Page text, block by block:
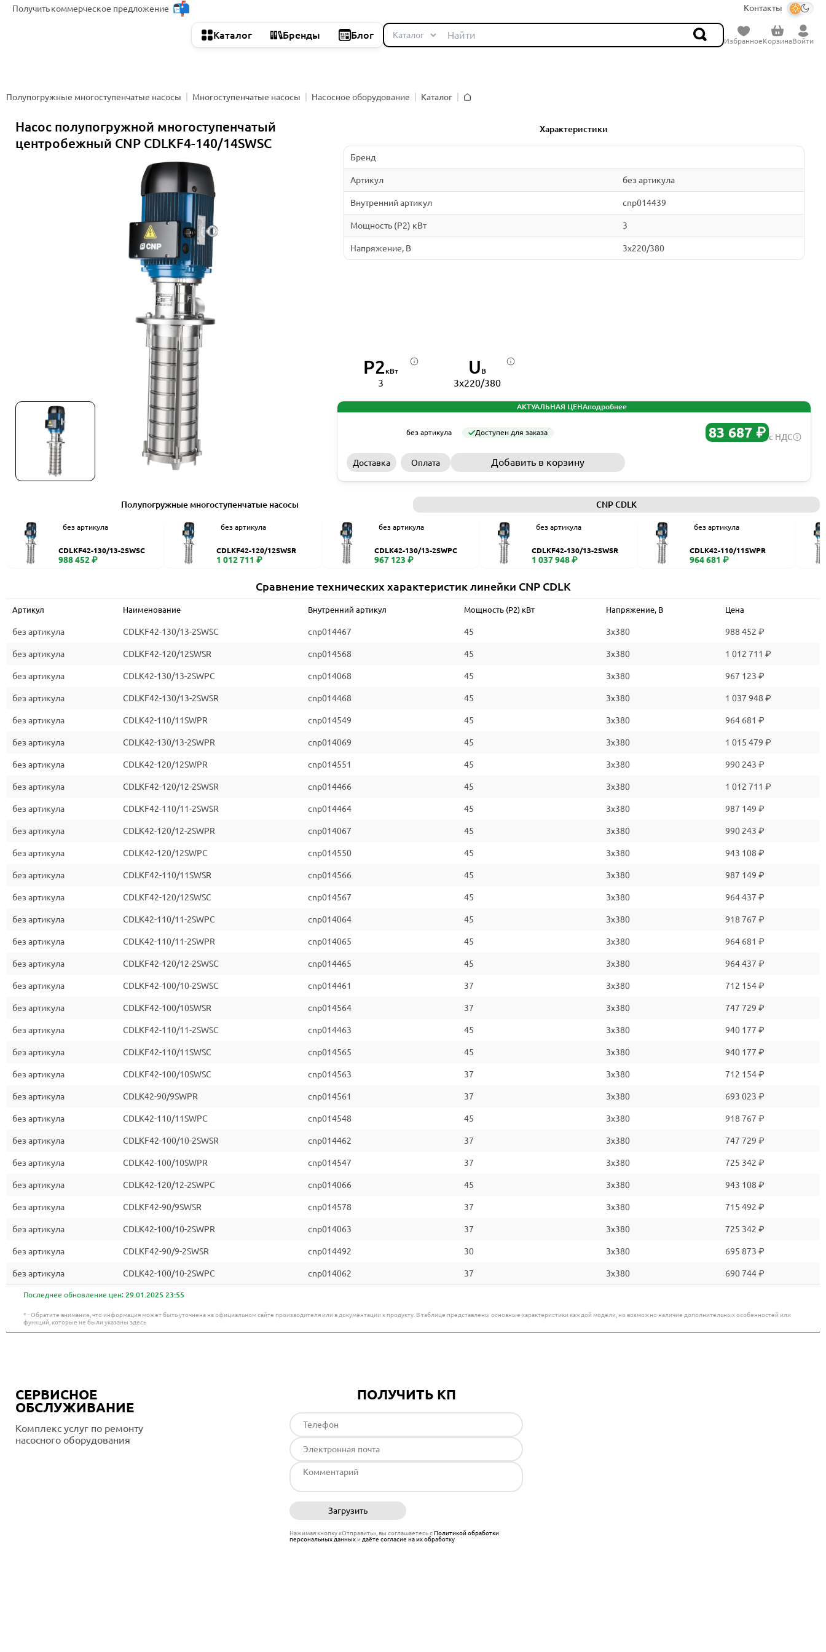
Получитькоммерческое предложение Контакты
Каталог Бренды Блог
ИзбранноеКорзинаВойти
Полупогружные многоступенчатые насосы Многоступенчатые насосы Насосное оборудование
Каталог
Насос полупогружной многоступенчатый
центробежный CNP CDLKF4-140/14SWSC
Характеристики
Бренд
Артикул без артикула
Внутренний артикул cnp014439
Мощность (P2) кВт 3
Напряжение, В 3x220/380
P2кВт
3
U В
3x220/380
АКТУАЛЬНАЯ ЦЕНАподробнее
без артикула Доступен для заказа 83 687 ₽ с НДС
Доставка Оплата Добавить в корзину
Полупогружные многоступенчатые насосы CNP CDLK
без артикула
CDLKF42-130/13-2SWSC
988 452 ₽
без артикула
CDLKF42-120/12SWSR
1 012 711 ₽
без артикула
CDLK42-130/13-2SWPC
967 123 ₽
без артикула
CDLKF42-130/13-2SWSR
1 037 948 ₽
без артикула
CDLK42-110/11SWPR
964 681 ₽
Сравнение технических характеристик линейки CNP CDLK
Артикул Наименование Внутренний артикул Мощность (P2) кВт Напряжение, В Цена
без артикула CDLKF42-130/13-2SWSC cnp014467 45 3x380 988 452 ₽
без артикула CDLKF42-120/12SWSR cnp014568 45 3x380 1 012 711 ₽
без артикула CDLK42-130/13-2SWPC cnp014068 45 3x380 967 123 ₽
без артикула CDLKF42-130/13-2SWSR cnp014468 45 3x380 1 037 948 ₽
без артикула CDLK42-110/11SWPR cnp014549 45 3x380 964 681 ₽
без артикула CDLK42-130/13-2SWPR cnp014069 45 3x380 1 015 479 ₽
без артикула CDLK42-120/12SWPR cnp014551 45 3x380 990 243 ₽
без артикула CDLKF42-120/12-2SWSR cnp014466 45 3x380 1 012 711 ₽
без артикула CDLKF42-110/11-2SWSR cnp014464 45 3x380 987 149 ₽
без артикула CDLK42-120/12-2SWPR cnp014067 45 3x380 990 243 ₽
без артикула CDLK42-120/12SWPC cnp014550 45 3x380 943 108 ₽
без артикула CDLKF42-110/11SWSR cnp014566 45 3x380 987 149 ₽
без артикула CDLKF42-120/12SWSC cnp014567 45 3x380 964 437 ₽
без артикула CDLK42-110/11-2SWPC cnp014064 45 3x380 918 767 ₽
без артикула CDLK42-110/11-2SWPR cnp014065 45 3x380 964 681 ₽
без артикула CDLKF42-120/12-2SWSC cnp014465 45 3x380 964 437 ₽
без артикула CDLKF42-100/10-2SWSC cnp014461 37 3x380 712 154 ₽
без артикула CDLKF42-100/10SWSR cnp014564 37 3x380 747 729 ₽
без артикула CDLKF42-110/11-2SWSC cnp014463 45 3x380 940 177 ₽
без артикула CDLKF42-110/11SWSC cnp014565 45 3x380 940 177 ₽
без артикула CDLKF42-100/10SWSC cnp014563 37 3x380 712 154 ₽
без артикула CDLK42-90/9SWPR cnp014561 37 3x380 693 023 ₽
без артикула CDLK42-110/11SWPC cnp014548 45 3x380 918 767 ₽
без артикула CDLKF42-100/10-2SWSR cnp014462 37 3x380 747 729 ₽
без артикула CDLK42-100/10SWPR cnp014547 37 3x380 725 342 ₽
без артикула CDLK42-120/12-2SWPC cnp014066 45 3x380 943 108 ₽
без артикула CDLKF42-90/9SWSR cnp014578 37 3x380 715 492 ₽
без артикула CDLK42-100/10-2SWPR cnp014063 37 3x380 725 342 ₽
без артикула CDLKF42-90/9-2SWSR cnp014492 30 3x380 695 873 ₽
без артикула CDLK42-100/10-2SWPC cnp014062 37 3x380 690 744 ₽
Последнее обновление цен: 29.01.2025 23:55
* - Обратите внимание, что информация может быть уточнена на официальном сайте производителя или в документации к продукту. В таблице представлены основные характеристики каждой модели, но возможно наличие дополнительных особенностей или
функций, которые не были указаны здесь
СЕРВИСНОЕ
ОБСЛУЖИВАНИЕ
Комплекс услуг по ремонту
насосного оборудования
ПОЛУЧИТЬ КП
Загрузить
Нажимая кнопку «Отправить», вы соглашаетесь сПолитикой обработки
персональных данныхи даёте согласие на их обработку